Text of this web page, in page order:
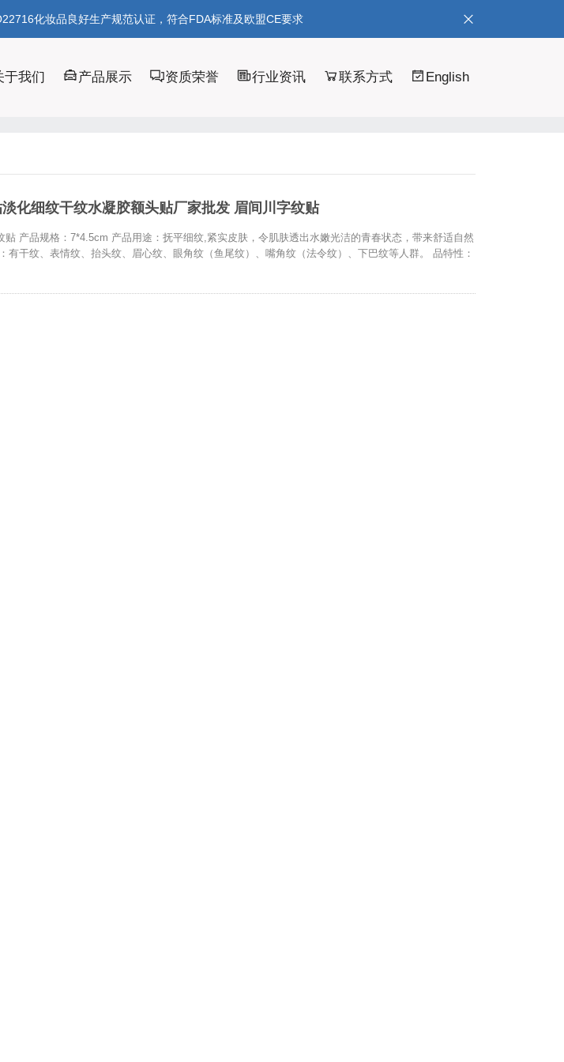
化妆品良好生产规范认证，符合FDA标准及欧盟CE要求
于我们 产品展示 资质荣誉 行业资讯 联系方式 English
化细纹干纹水凝胶额头贴厂家批发 眉间川字纹贴
贴 产品规格：7*4.5cm 产品用途：抚平细纹,紧实皮肤，令肌肤透出水嫩光洁的青春状态，带来舒适自然
有干纹、表情纹、抬头纹、眉心纹、眼角纹（鱼尾纹）、嘴角纹（法令纹）、下巴纹等人群。 品特性：